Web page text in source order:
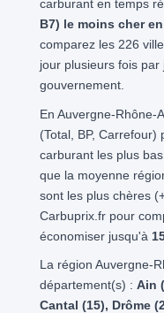
carburant en temps
B7) le moins cher
comparez les 226
jour plusieurs fois
gouvernement.
En Auvergne-Rhône-
(Total, BP,
carburant les plus
que la moyenne
sont les plus chères
Carbuprix.fr pour
économiser jusqu'à
La région Auvergne-
département(s) : Ain
Cantal (15), Drôme